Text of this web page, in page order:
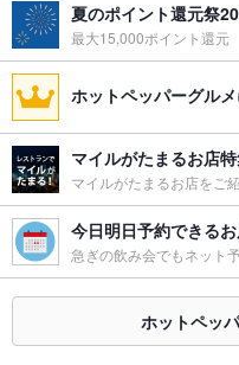
夏のポイント還元祭
最大15,000ポイント還元
ホットペッパーグル
マイルがたまるお店特
マイルがたまるお店をご
今日明日予約できる
急ぎの飲み会でもネット
ホットペッ